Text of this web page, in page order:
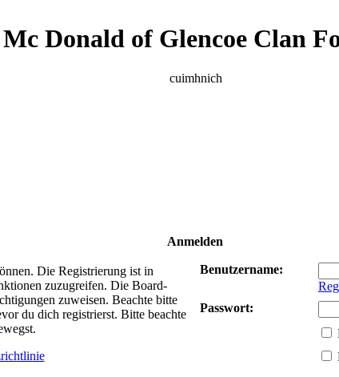
Mc Donald of Glencoe Clan
cuimhnich
Anmelden
Die Registrierung ist in
zuzugreifen. Die Board-
zuweisen. Beachte bitte
du dich registrierst. Bitte beachte
Benutzername:
Passwort: